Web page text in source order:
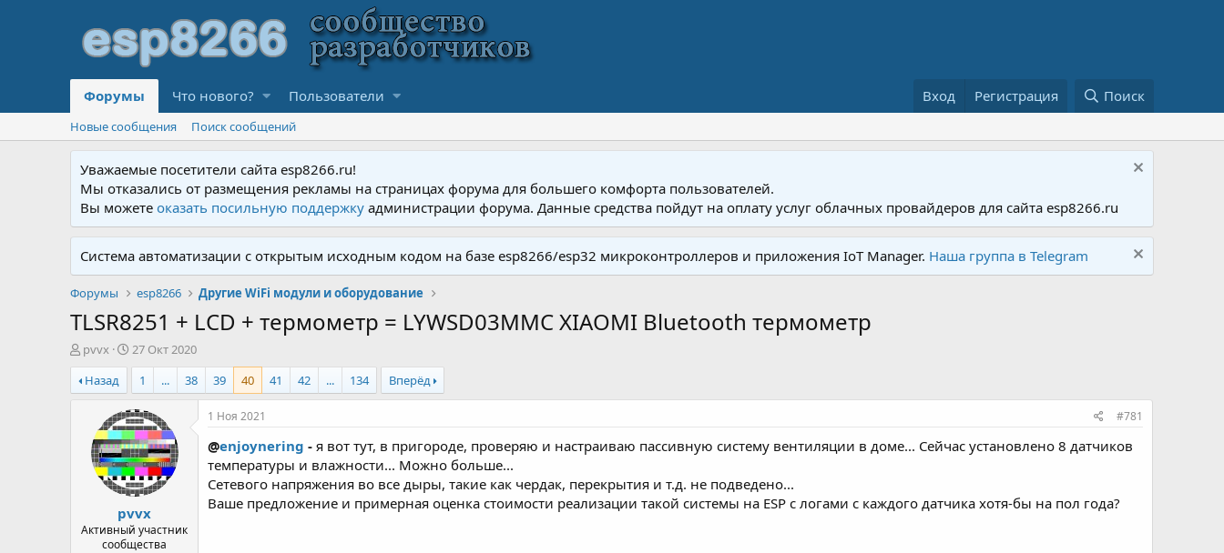
Форумы Что нового? Пользователи Вход Регистрация Поиск
Новые сообщения Поиск сообщений
Уважаемые посетители сайта esp8266.ru!
Мы отказались от размещения рекламы на страницах форума для большего комфорта пользователей.
Вы можетеоказать посильную поддержку администрации форума. Данные средства пойдут на оплату услуг облачных провайдеров для сайта esp8266.ru
Система автоматизации с открытым исходным кодом на базе esp8266/esp32 микроконтроллеров и приложения IoT Manager. Наша группа в Telegram
Форумы esp8266 Другие WiFi модули и оборудование
TLSR8251 + LCD + термометр = LYWSD03MMC XIAOMI Bluetooth термометр
А
в
т
о
м
pvvx
Д
а
а
н
а
ч
а
л
а
27 Окт 2020
Назад
1 ... 38 39 40 41 42 ... 134 Вперёд
pvvx
Активный участник
сообщества
1 Ноя 2021 #781
@enjoynering -я вот тут, в пригороде, проверяю и настраиваю пассивную систему вентиляции в доме... Сейчас установлено 8 датчиков
температуры и влажности... Можно больше...
Сетевого напряжения во все дыры, такие как чердак, перекрытия и т.д. не подведено...
Ваше предложение и примерная оценка стоимости реализации такой системы на ESP с логами с каждого датчика хотя-бы на пол года?